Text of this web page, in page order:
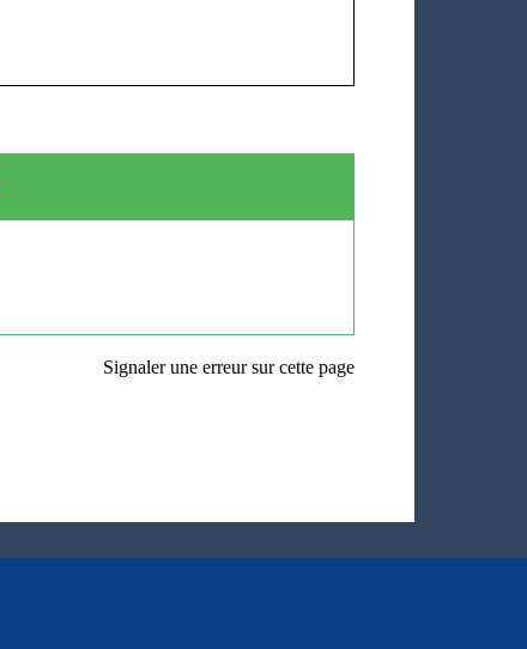
Signaler une erreur sur cette page